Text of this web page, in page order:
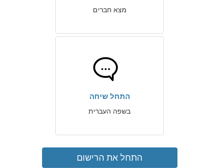
מצא חברים
התחל שיחה
בשפה העברית
התחל את הרישום